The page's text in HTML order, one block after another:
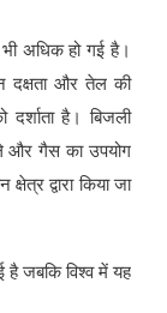
अधिक हो गई है।
दक्षता और तेल की
है। बिजली
और गैस का उपयोग
द्वारा किया जा
है जबकि विश्व में यह